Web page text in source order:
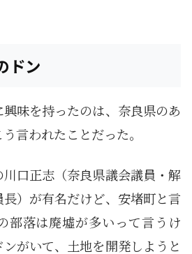
ドン
味を持ったのは、奈良県のあ
言われたことだった。
川口正志（奈良県議会議員・解
）が有名だけど、安堵町と言
部落は廃墟が多いって言うけ
がいて、土地を開発しようと